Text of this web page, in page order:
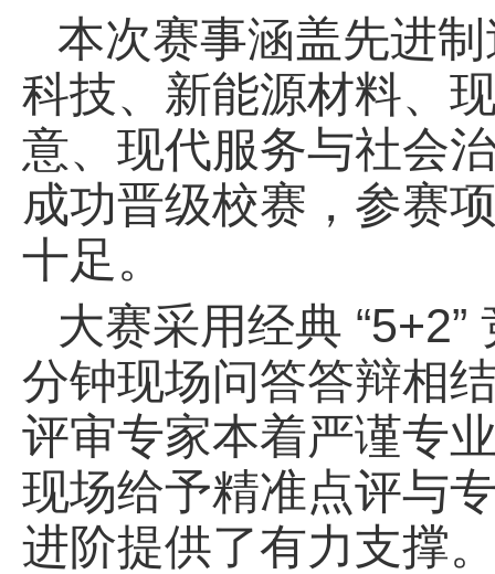
本次赛事涵盖先进
科技、新能源材料、
意、现代服务与社会
成功晋级校赛，参赛
十足。
大赛采用经典
分钟现场问答答辩相
评审专家本着严谨专
现场给予精准点评与
进阶提供了有力支撑